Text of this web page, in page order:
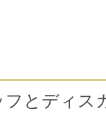
とディス